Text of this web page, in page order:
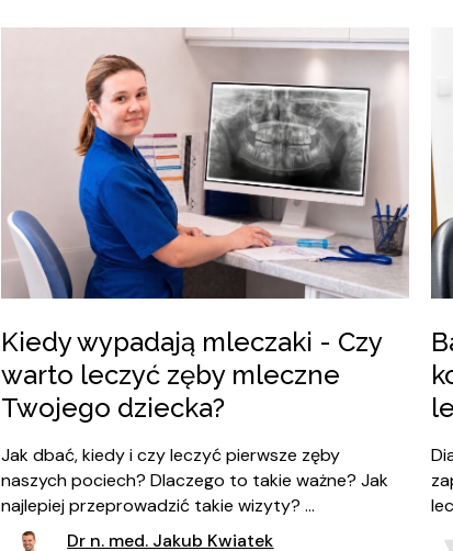
Kiedy wypadają mleczaki - Czy
warto leczyć zęby mleczne
Twojego dziecka?
Jak dbać, kiedy i czy leczyć pierwsze zęby
naszych pociech? Dlaczego to takie ważne? Jak
najlepiej przeprowadzić takie wizyty? ...
Dr n. med. Jakub Kwiatek